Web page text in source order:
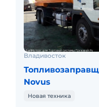
Владивосток
Novus
Новая техника